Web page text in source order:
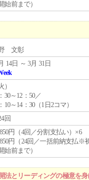
始前まで）
文彰
14日 ～ 3月 31日
）
30～12：50／
10～14：30（1日2コマ）
回
円（4回／分割支払い）×6
円（24回／一括前納支払※
始前まで）
とリーディングの極意を身